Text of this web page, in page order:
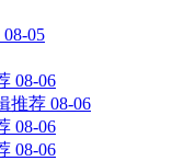
08-05
08-06
08-06
08-06
08-06